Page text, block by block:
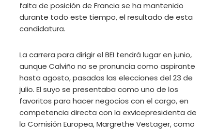
falta de posición de Francia se ha mantenido
durante todo este tiempo, el resultado de esta
candidatura.
La carrera para dirigir el BEI tendrá lugar en junio,
aunque Calviño no se pronuncia como aspirante
hasta agosto, pasadas las elecciones del 23 de
julio. El suyo se presentaba como uno de los
favoritos para hacer negocios con el cargo, en
competencia directa con la exvicepresidenta de
la Comisión Europea, Margrethe Vestager, como